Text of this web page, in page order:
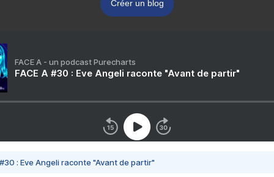
Créer un blog
FACE A - un podcast Purecharts
FACE A #30 : Eve Angeli raconte "Avant de partir"
#30 : Eve Angeli raconte "Avant de partir"